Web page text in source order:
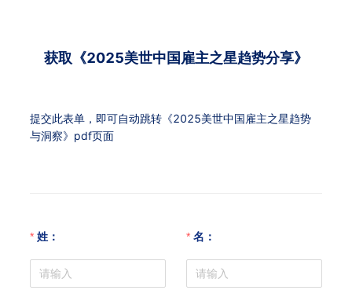
获取《2025美世中国雇主之星趋势分享》
提交此表单，即可自动跳转《2025美世中国雇主之星趋势
与洞察》pdf页面
姓： 名：